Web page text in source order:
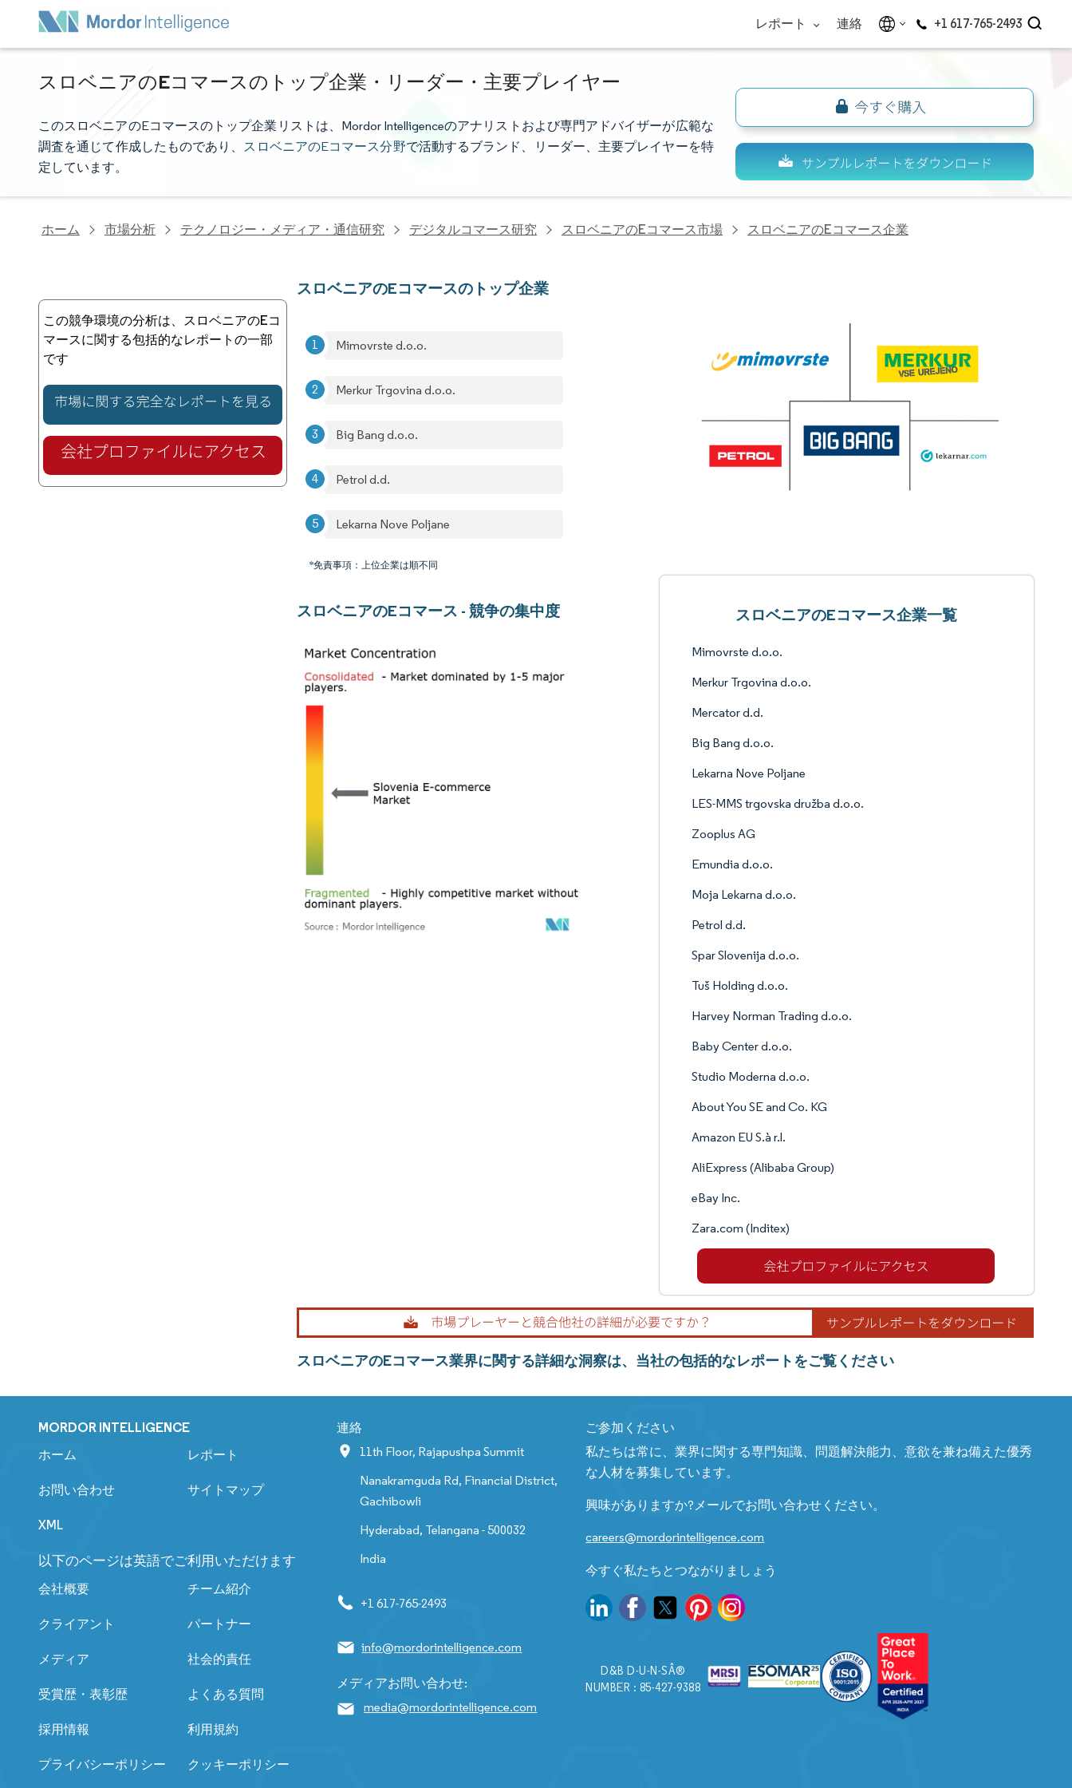
レポート 連絡 +1 617-765-2493
スロベニアのEコマースのトップ企業・リーダー・主要プレイヤー
このスロベニアのEコマースのトップ企業リストは、Mordor Intelligenceのアナリストおよび専門アドバイザーが広範な
調査を通じて作成したものであり、 スロベニアのEコマース分野で活動するブランド、リーダー、主要プレイヤーを特
定しています。
ホーム 市場分析 テクノロジー・メディア・通信研究 デジタルコマース研究 スロベニアのeコマース市場 スロベニアのEコマース企業
この競争環境の分析は、スロベニアのEコ
マースに関する包括的なレポートの一部
です
スロベニアのEコマースのトップ企業
Mimovrste d.o.o.
Merkur Trgovina d.o.o.
Big Bang d.o.o.
Petrol d.d.
Lekarna Nove Poljane
*免責事項：上位企業は順不同
スロベニアのEコマース - 競争の集中度 スロベニアのEコマース企業一覧
Mimovrste d.o.o.
Merkur Trgovina d.o.o.
Mercator d.d.
Big Bang d.o.o.
Lekarna Nove Poljane
LES-MMS trgovska družba d.o.o.
Zooplus AG
Emundia d.o.o.
Moja Lekarna d.o.o.
Petrol d.d.
Spar Slovenija d.o.o.
Tuš Holding d.o.o.
Harvey Norman Trading d.o.o.
Baby Center d.o.o.
Studio Moderna d.o.o.
About You SE and Co. KG
Amazon EU S.à r.l.
AliExpress (Alibaba Group)
eBay Inc.
Zara.com (Inditex)
スロベニアのEコマース業界に関する詳細な洞察は、当社の包括的なレポートをご覧ください
MORDOR INTELLIGENCE
ホーム レポート
お問い合わせ サイトマップ
XML
以下のページは英語でご利用いただけます
会社概要 チーム紹介
クライアント パートナー
メディア 社会的責任
受賞歴・表彰歴 よくある質問
採用情報 利用規約
プライバシーポリシー クッキーポリシー
連絡
11th Floor, Rajapushpa Summit
Nanakramguda Rd, Financial District,
Gachibowli
Hyderabad, Telangana - 500032
India
+1 617-765-2493
info@mordorintelligence.com
メディアお問い合わせ:
media@mordorintelligence.com
ご参加ください
私たちは常に、業界に関する専門知識、問題解決能力、意欲を兼ね備えた優秀
な人材を募集しています。
興味がありますか?メールでお問い合わせください。
careers@mordorintelligence.com
今すぐ私たちとつながりましょう
D&B D-U-N-SÂ®
NUMBER : 85-427-9388